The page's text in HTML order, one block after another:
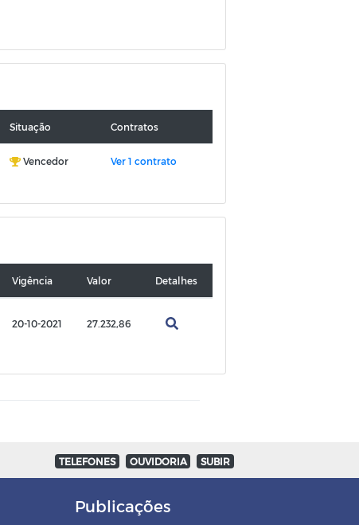
Situação Contratos
Vencedor Ver 1 contrato
Vigência Valor Detalhes
20-10-2021 27.232,86
TELEFONES OUVIDORIA SUBIR
Publicações